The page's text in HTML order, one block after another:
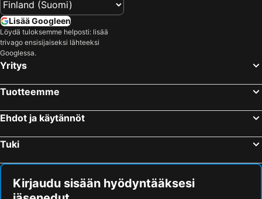
Lisää Googleen
Löydä tuloksemme helposti: lisää
trivago ensisijaiseksi lähteeksi
Googlessa.
Yritys
Tuotteemme
Ehdot ja käytännöt
Tuki
Kirjaudu sisään hyödyntääksesi